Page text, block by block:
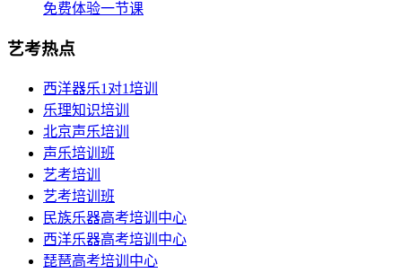
免费体验一节课
艺考热点
西洋器乐1对1培训
乐理知识培训
北京声乐培训
声乐培训班
艺考培训
艺考培训班
民族乐器高考培训中心
西洋乐器高考培训中心
琵琶高考培训中心